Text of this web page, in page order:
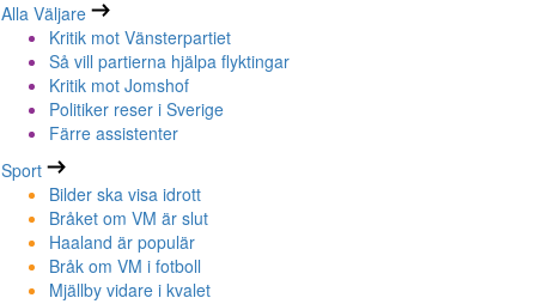
Alla Väljare
Kritik mot Vänsterpartiet
Så vill partierna hjälpa flyktingar
Kritik mot Jomshof
Politiker reser i Sverige
Färre assistenter
Sport
Bilder ska visa idrott
Bråket om VM är slut
Haaland är populär
Bråk om VM i fotboll
Mjällby vidare i kvalet